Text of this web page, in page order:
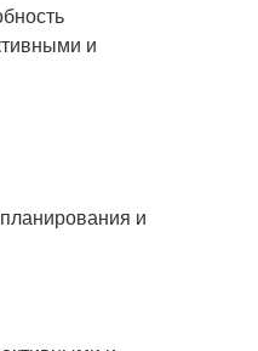
и
и